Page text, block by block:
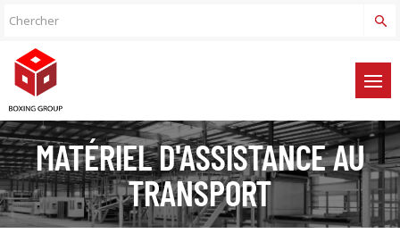
MATÉRIEL D'ASSISTANCE AU
TRANSPORT